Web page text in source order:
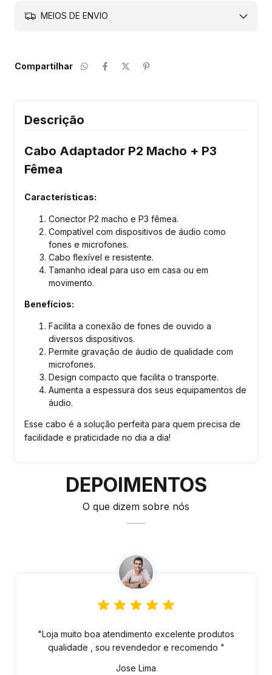
MEIOS DE ENVIO
Compartilhar
Descrição
Cabo Adaptador P2 Macho + P3
Fêmea
Características:
Conector P2 macho e P3 fêmea.
Compatível com dispositivos de áudio como
fones e microfones.
Cabo flexível e resistente.
Tamanho ideal para uso em casa ou em
movimento.
Benefícios:
Facilita a conexão de fones de ouvido a
diversos dispositivos.
Permite gravação de áudio de qualidade com
microfones.
Design compacto que facilita o transporte.
Aumenta a espessura dos seus equipamentos de
áudio.
Esse cabo é a solução perfeita para quem precisa de
facilidade e praticidade no dia a dia!
DEPOIMENTOS
O que dizem sobre nós
"Loja muito boa atendimento excelente produtos
qualidade , sou revendedor e recomendo "
Jose Lima